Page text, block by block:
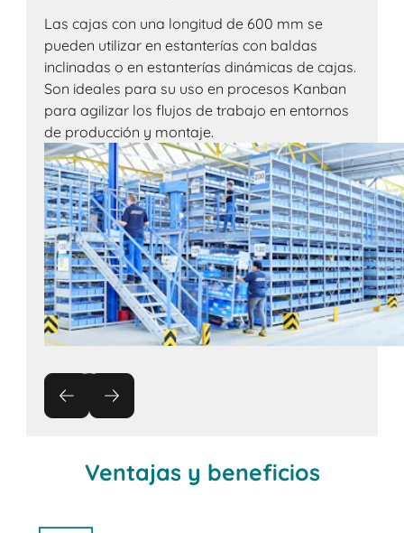
Las cajas con una longitud de 600 mm se
pueden utilizar en estanterías con baldas
inclinadas o en estanterías dinámicas de cajas.
Son ideales para su uso en procesos Kanban
para agilizar los flujos de trabajo en entornos
de producción y montaje.
Ventajas y beneficios